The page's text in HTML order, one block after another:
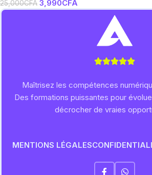
25,000CFA 3,990CFA
Maîtrisez les compétences
Des formations puissantes pour
décrocher de vraies
MENTIONS LÉGALES